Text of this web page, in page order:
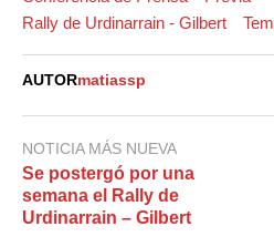
Rally de Urdinarrain - Gilbert
AUTORmatiassp
NOTICIA MÁS NUEVA
Se postergó por una
semana el Rally de
Urdinarrain – Gilbert